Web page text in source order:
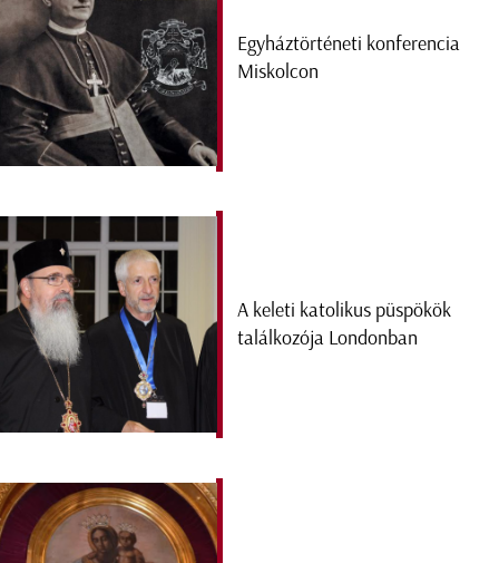
Egyháztörténeti konferencia
Miskolcon
A keleti katolikus püspökök
találkozója Londonban